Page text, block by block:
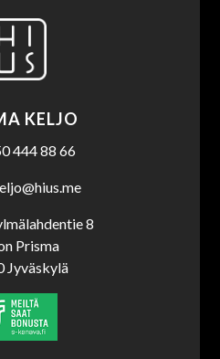
KELJO
444 88 66
8
Prisma
Jyväskylä